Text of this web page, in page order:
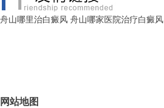
舟山哪里治白癜风 舟山哪家医院治疗白癜风
网站地图